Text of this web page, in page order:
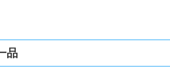
品